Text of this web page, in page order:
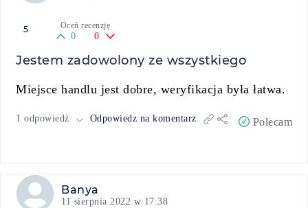
5 Oceń recenzję
0 0
Jestem zadowolony ze wszystkiego
Miejsce handlu jest dobre, weryfikacja była łatwa.
1 odpowiedź Odpowiedz na komentarz Polecam
Banya
11 sierpnia 2022 w 17:38